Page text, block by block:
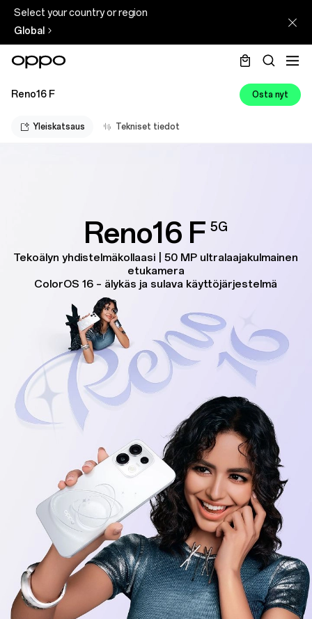
Select your country or region
Global
Reno16 F Osta nyt
Yleiskatsaus Tekniset tiedot
Reno16 F 5G
Tekoälyn yhdistelmäkollaasi | 50 MP ultralaajakulmainen
etukamera
ColorOS 16 – älykäs ja sulava käyttöjärjestelmä